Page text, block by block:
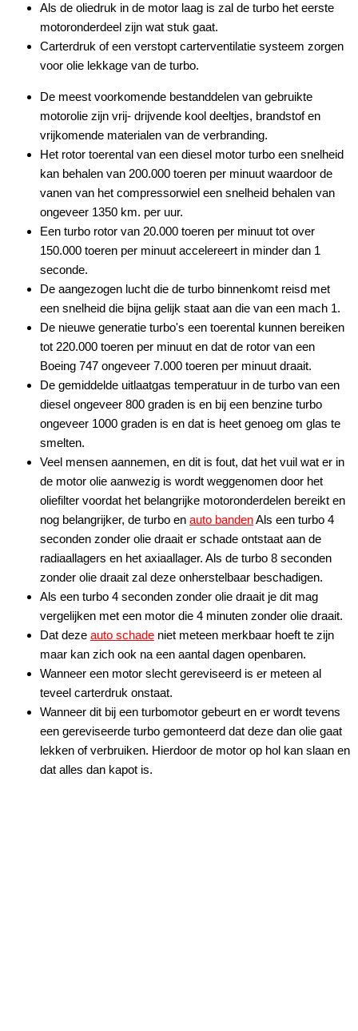
Als de oliedruk in de motor laag is zal de turbo het eerste
motoronderdeel zijn wat stuk gaat.
Carterdruk of een verstopt carterventilatie systeem zorgen
voor olie lekkage van de turbo.
De meest voorkomende bestanddelen van gebruikte
motorolie zijn vrij- drijvende kool deeltjes, brandstof en
vrijkomende materialen van de verbranding.
Het rotor toerental van een diesel motor turbo een snelheid
kan behalen van 200.000 toeren per minuut waardoor de
vanen van het compressorwiel een snelheid behalen van
ongeveer 1350 km. per uur.
Een turbo rotor van 20.000 toeren per minuut tot over
150.000 toeren per minuut accelereert in minder dan 1
seconde.
De aangezogen lucht die de turbo binnenkomt reisd met
een snelheid die bijna gelijk staat aan die van een mach 1.
De nieuwe generatie turbo's een toerental kunnen bereiken
tot 220.000 toeren per minuut en dat de rotor van een
Boeing 747 ongeveer 7.000 toeren per minuut draait.
De gemiddelde uitlaatgas temperatuur in de turbo van een
diesel ongeveer 800 graden is en bij een benzine turbo
ongeveer 1000 graden is en dat is heet genoeg om glas te
smelten.
Veel mensen aannemen, en dit is fout, dat het vuil wat er in
de motor olie aanwezig is wordt weggenomen door het
oliefilter voordat het belangrijke motoronderdelen bereikt en
nog belangrijker, de turbo en auto bandenAls een turbo 4
seconden zonder olie draait er schade ontstaat aan de
radiaallagers en het axiaallager. Als de turbo 8 seconden
zonder olie draait zal deze onherstelbaar beschadigen.
Als een turbo 4 seconden zonder olie draait je dit mag
vergelijken met een motor die 4 minuten zonder olie draait.
Dat deze auto schade niet meteen merkbaar hoeft te zijn
maar kan zich ook na een aantal dagen openbaren.
Wanneer een motor slecht gereviseerd is er meteen al
teveel carterdruk onstaat.
Wanneer dit bij een turbomotor gebeurt en er wordt tevens
een gereviseerde turbo gemonteerd dat deze dan olie gaat
lekken of verbruiken. Hierdoor de motor op hol kan slaan en
dat alles dan kapot is.